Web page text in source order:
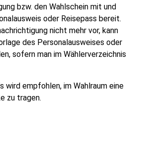
bzw. den Wahlschein mit und
oder Reisepass bereit.
nicht mehr vor, kann
des Personalausweises oder
sofern man im Wählerverzeichnis
wird empfohlen, im Wahlraum eine
zu tragen.